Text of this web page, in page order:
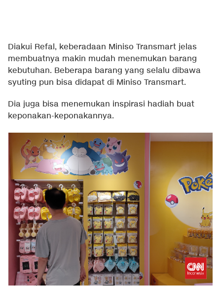
Diakui Refal, keberadaan Miniso Transmart jelas
membuatnya makin mudah menemukan barang
kebutuhan. Beberapa barang yang selalu dibawa
syuting pun bisa didapat di Miniso Transmart.
Dia juga bisa menemukan inspirasi hadiah buat
keponakan-keponakannya.